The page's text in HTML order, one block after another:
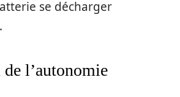
se décharger
l’autonomie